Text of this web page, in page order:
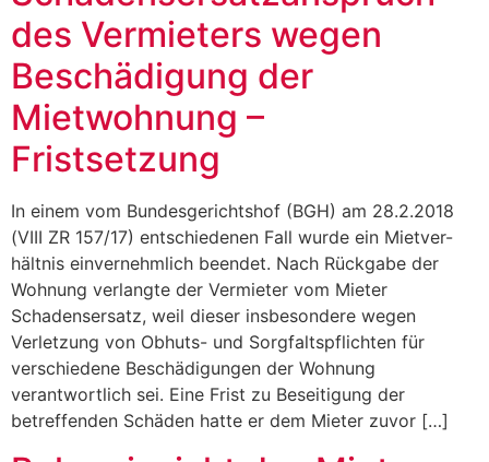
des Vermieters wegen
Beschädigung der
Mietwohnung –
Fristsetzung
In einem vom Bundesgerichtshof (BGH) am 28.2.2018
(VIII ZR 157/17) entschiedenen Fall wurde ein Mietver-
hältnis einvernehmlich beendet. Nach Rückgabe der
Wohnung verlangte der Vermieter vom Mieter
Schadensersatz, weil dieser insbesondere wegen
Verletzung von Obhuts- und Sorgfaltspflichten für
verschiedene Beschädigungen der Wohnung
verantwortlich sei. Eine Frist zu Beseitigung der
betreffenden Schäden hatte er dem Mieter zuvor […]